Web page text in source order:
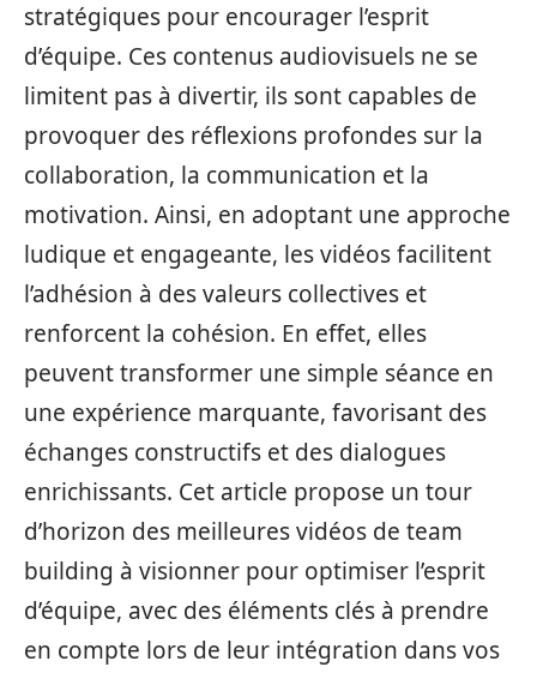
stratégiques pour encourager l’esprit
d’équipe. Ces contenus audiovisuels ne se
limitent pas à divertir, ils sont capables de
provoquer des réflexions profondes sur la
collaboration, la communication et la
motivation. Ainsi, en adoptant une approche
ludique et engageante, les vidéos facilitent
l’adhésion à des valeurs collectives et
renforcent la cohésion. En effet, elles
peuvent transformer une simple séance en
une expérience marquante, favorisant des
échanges constructifs et des dialogues
enrichissants. Cet article propose un tour
d’horizon des meilleures vidéos de team
building à visionner pour optimiser l’esprit
d’équipe, avec des éléments clés à prendre
en compte lors de leur intégration dans vos